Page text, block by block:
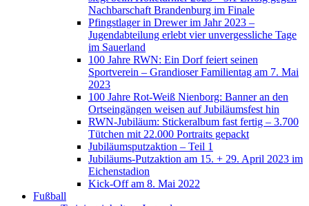
Nachbarschaft Brandenburg im Finale
Pfingstlager in Drewer im Jahr 2023 –
Jugendabteilung erlebt vier unvergessliche Tage
im Sauerland
100 Jahre RWN: Ein Dorf feiert seinen
Sportverein – Grandioser Familientag am 7. Mai
2023
100 Jahre Rot-Weiß Nienborg: Banner an den
Ortseingängen weisen auf Jubiläumsfest hin
RWN-Jubiläum: Stickeralbum fast fertig – 3.700
Tütchen mit 22.000 Portraits gepackt
Jubiläumsputzaktion – Teil 1
Jubiläums-Putzaktion am 15. + 29. April 2023 im
Eichenstadion
Kick-Off am 8. Mai 2022
Fußball